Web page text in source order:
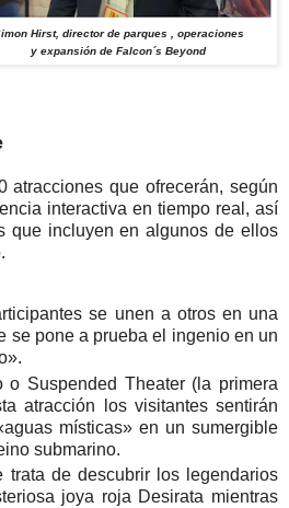
Hirst, director de parques , operaciones
y expansión de Falcon´s Beyond
atracciones que ofrecerán, según
interactiva en tiempo real, así
que incluyen en algunos de ellos
se unen a otros en una
se pone a prueba el ingenio en un
o Suspended Theater (la primera
atracción los visitantes sentirán
místicas» en un sumergible
submarino.
trata de descubrir los legendarios
joya roja Desirata mientras